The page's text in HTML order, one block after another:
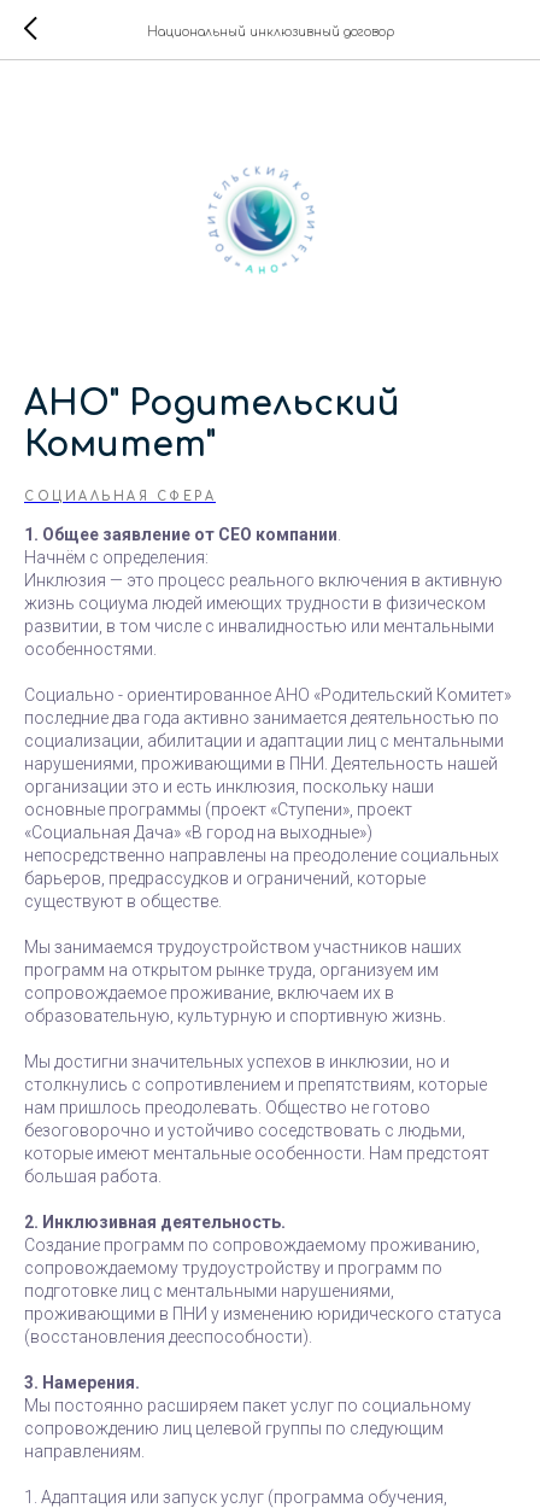
Национальный инклюзивный договор
АНО" Родительский
Комитет"
СОЦИАЛЬНАЯ СФЕРА
1. Общее заявление от СЕО компании
Начнём с определения:
Инклюзия — это процесс реального включения в активную
жизнь социума людей имеющих трудности в физическом
развитии, в том числе с инвалидностью или ментальными
особенностями.
Социально - ориентированное АНО «Родительский Комитет»
последние два года активно занимается деятельностью по
социализации, абилитации и адаптации лиц с ментальными
нарушениями, проживающими в ПНИ. Деятельность нашей
организации это и есть инклюзия, поскольку наши
основные программы (проект «Ступени», проект
«Социальная Дача» «В город на выходные»)
непосредственно направлены на преодоление социальных
барьеров, предрассудков и ограничений, которые
существуют в обществе.
Мы занимаемся трудоустройством участников наших
программ на открытом рынке труда, организуем им
сопровождаемое проживание, включаем их в
образовательную, культурную и спортивную жизнь.
Мы достигни значительных успехов в инклюзии, но и
столкнулись с сопротивлением и препятствиям, которые
нам пришлось преодолевать. Общество не готово
безоговорочно и устойчиво соседствовать с людьми,
которые имеют ментальные особенности. Нам предстоят
большая работа.
2. Инклюзивная деятельность.
Создание программ по сопровождаемому проживанию,
сопровождаемому трудоустройству и программ по
подготовке лиц с ментальными нарушениями,
проживающими в ПНИ у изменению юридического статуса
(восстановления дееспособности).
3. Намерения.
Мы постоянно расширяем пакет услуг по социальному
сопровождению лиц целевой группы по следующим
направлениям.
1. Адаптация или запуск услуг (программа обучения,